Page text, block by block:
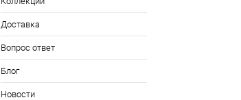
Доставка
Вопрос ответ
Блог
Новости